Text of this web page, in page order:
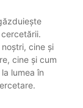
cine și
cine și cum
lumea în